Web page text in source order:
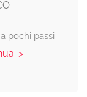
pochi passi
>